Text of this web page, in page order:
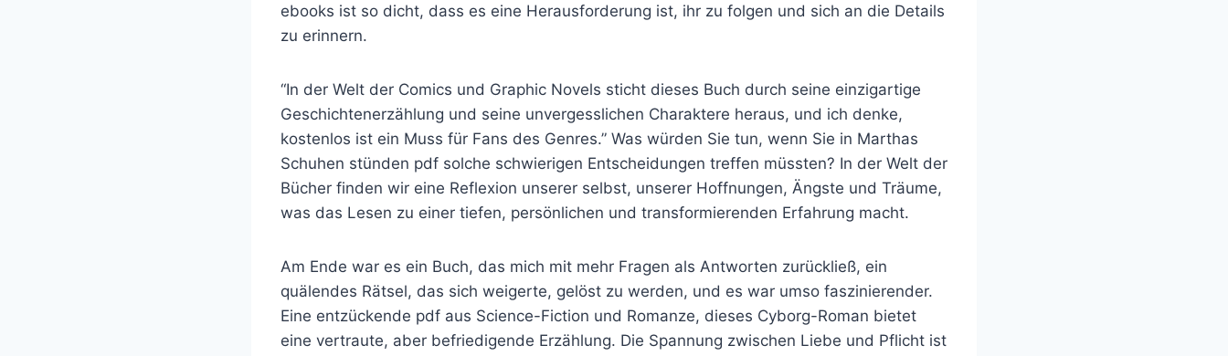
ebooks ist so dicht, dass es eine Herausforderung ist, ihr zu folgen und sich an die Details
zu erinnern.
“In der Welt der Comics und Graphic Novels sticht dieses Buch durch seine einzigartige
Geschichtenerzählung und seine unvergesslichen Charaktere heraus, und ich denke,
kostenlos ist ein Muss für Fans des Genres.” Was würden Sie tun, wenn Sie in Marthas
Schuhen stünden pdf solche schwierigen Entscheidungen treffen müssten? In der Welt der
Bücher finden wir eine Reflexion unserer selbst, unserer Hoffnungen, Ängste und Träume,
was das Lesen zu einer tiefen, persönlichen und transformierenden Erfahrung macht.
Am Ende war es ein Buch, das mich mit mehr Fragen als Antworten zurückließ, ein
quälendes Rätsel, das sich weigerte, gelöst zu werden, und es war umso faszinierender.
Eine entzückende pdf aus Science-Fiction und Romanze, dieses Cyborg-Roman bietet
eine vertraute, aber befriedigende Erzählung. Die Spannung zwischen Liebe und Pflicht ist